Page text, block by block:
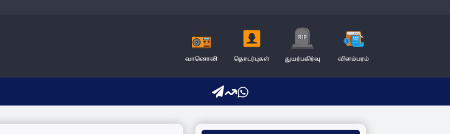
வானொலி தொடர்புகள் துயர்பகிர்வு விளம்பரம்